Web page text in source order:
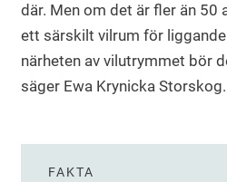
där. Men om det är fler än 50
ett särskilt vilrum för
närheten av vilutrymmet bör
säger Ewa Krynicka Storskog.
FAKTA